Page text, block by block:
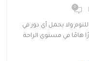
0
ولا يحمل أي دور في
هامًا في مستوى الراحة